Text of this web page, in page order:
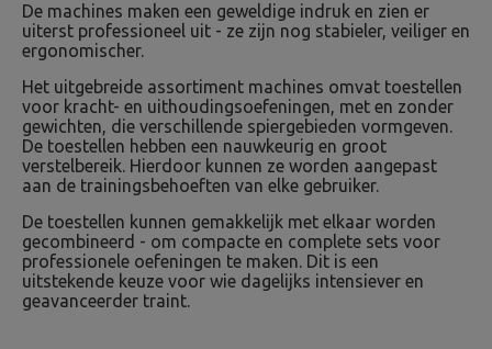
De machines maken een geweldige indruk en zien er
uiterst professioneel uit - ze zijn nog stabieler, veiliger en
ergonomischer.
Het uitgebreide assortiment machines omvat toestellen
voor kracht- en uithoudingsoefeningen, met en zonder
gewichten, die verschillende spiergebieden vormgeven.
De toestellen hebben een nauwkeurig en groot
verstelbereik. Hierdoor kunnen ze worden aangepast
aan de trainingsbehoeften van elke gebruiker.
De toestellen kunnen gemakkelijk met elkaar worden
gecombineerd - om compacte en complete sets voor
professionele oefeningen te maken. Dit is een
uitstekende keuze voor wie dagelijks intensiever en
geavanceerder traint.